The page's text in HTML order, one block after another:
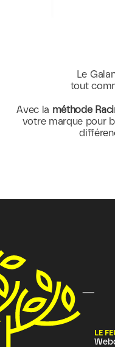
Le
tout
Avec la méthode
votre marque pour
LE